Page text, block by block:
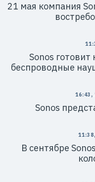
21 мая компания
Sonos
беспроводные
16:43,
Sonos
В сентябре